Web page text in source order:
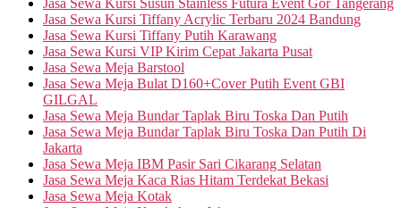
Jasa Sewa Kursi Tiffany Acrylic Terbaru 2024 Bandung
Jasa Sewa Kursi Tiffany Putih Karawang
Jasa Sewa Kursi VIP Kirim Cepat Jakarta Pusat
Jasa Sewa Meja Barstool
Jasa Sewa Meja Bulat D160+Cover Putih Event GBI
GILGAL
Jasa Sewa Meja Bundar Taplak Biru Toska Dan Putih
Jasa Sewa Meja Bundar Taplak Biru Toska Dan Putih Di
Jakarta
Jasa Sewa Meja IBM Pasir Sari Cikarang Selatan
Jasa Sewa Meja Kaca Rias Hitam Terdekat Bekasi
Jasa Sewa Meja Kotak